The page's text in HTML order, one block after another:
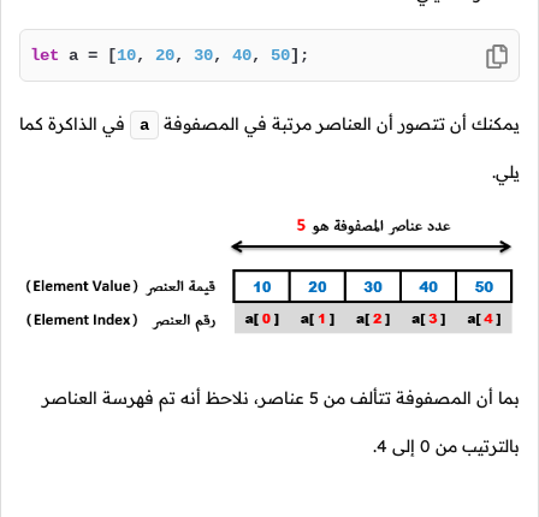
let a = [10, 20, 30, 40, 50];
يمكنك أن تتصور أن العناصر مرتبة في المصفوفة a في الذاكرة كما
يلي.
بما أن المصفوفة تتألف من 5 عناصر، نلاحظ أنه تم فهرسة العناصر
بالترتيب من 0 إلى 4
.